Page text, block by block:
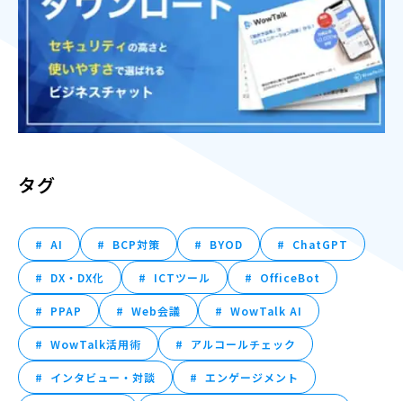
タグ
AI BCP対策 BYOD ChatGPT
DX・DX化 ICTツール OfficeBot
PPAP Web会議 WowTalk AI
WowTalk活用術 アルコールチェック
インタビュー・対談 エンゲージメント